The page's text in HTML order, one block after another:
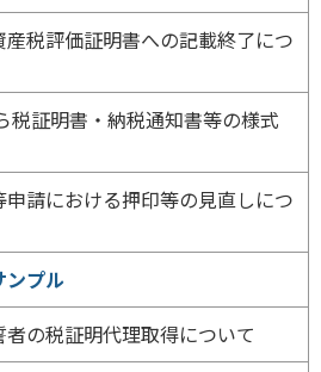
税評価証明書への記載終了につ
税証明書・納税通知書等の様式
請における押印等の見直しにつ
ンプル
の税証明代理取得について